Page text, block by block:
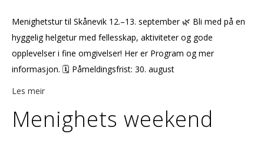
Menighetstur til Skånevik 12.–13. september 🌿 Bli med på en
hyggelig helgetur med fellesskap, aktiviteter og gode
opplevelser i fine omgivelser! Her er Program og mer
informasjon. 🗓 Påmeldingsfrist: 30. august
Les meir
Menighets weekend